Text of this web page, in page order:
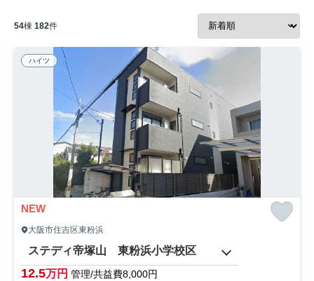
54棟 182件
ハイツ
NEW
大阪市住吉区東粉浜
ステディ帝塚山 東粉浜小学校区
12.5万円 管理/共益費8,000円